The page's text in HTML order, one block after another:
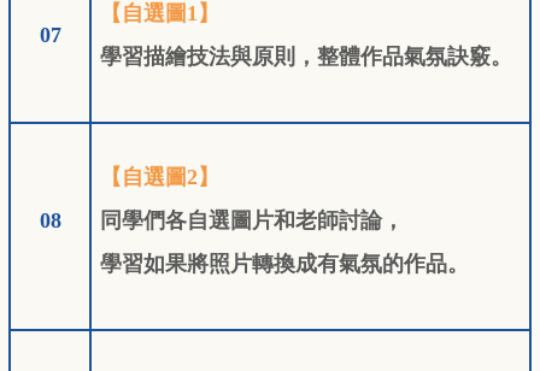
07
【自選圖1】
學習描繪技法與原則，整體作品氣氛訣竅。
08
【自選圖2】
同學們各自選圖片和老師討論，
學習如果將照片轉換成有氣氛的作品。